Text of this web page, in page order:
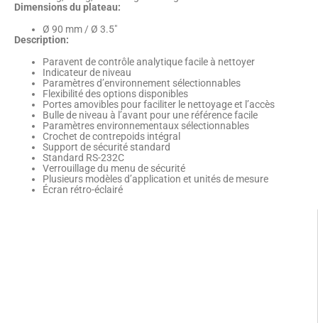
Dimensions du plateau:
Ø 90 mm / Ø 3.5″
Description:
Paravent de contrôle analytique facile à nettoyer
Indicateur de niveau
Paramètres d’environnement sélectionnables
Flexibilité des options disponibles
Portes amovibles pour faciliter le nettoyage et l’accès
Bulle de niveau à l’avant pour une référence facile
Paramètres environnementaux sélectionnables
Crochet de contrepoids intégral
Support de sécurité standard
Standard RS-232C
Verrouillage du menu de sécurité
Plusieurs modèles d’application et unités de mesure
Écran rétro-éclairé